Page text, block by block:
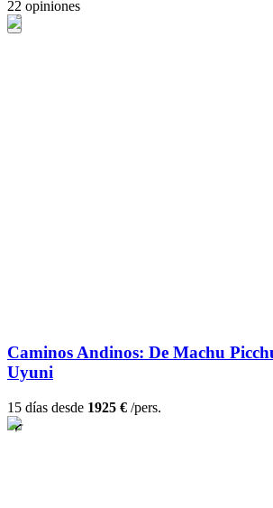
22 opiniones
Caminos Andinos: De Machu
Uyuni
15 días desde 1925 € /pers.